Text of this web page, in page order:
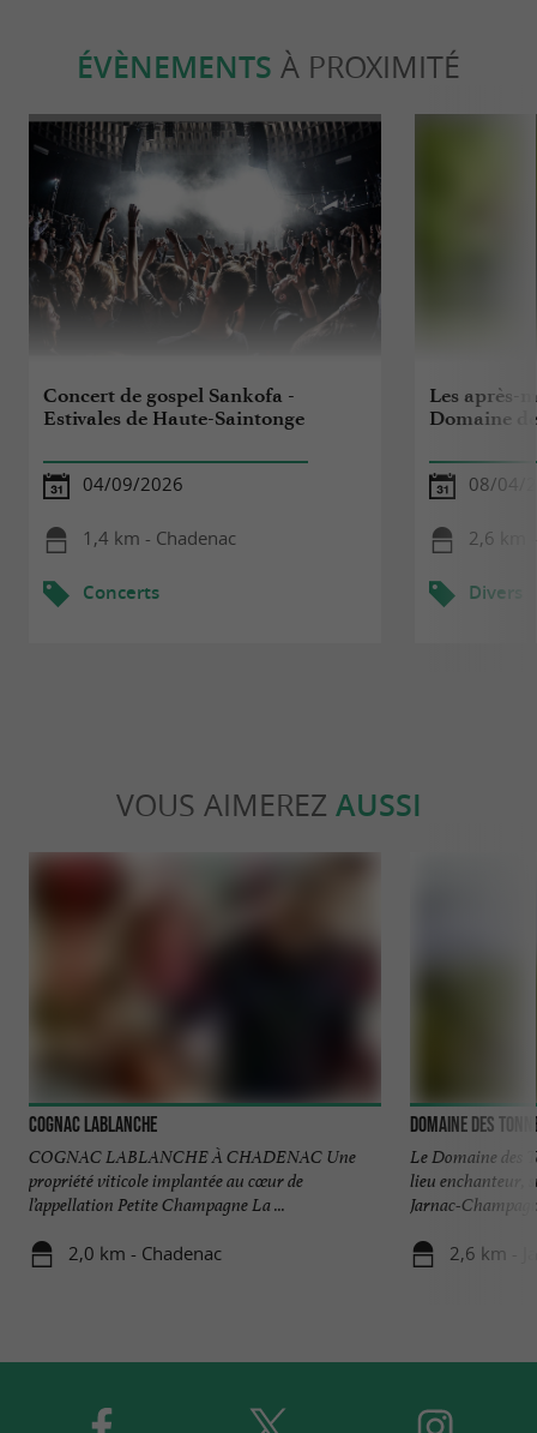
ÉVÈNEMENTS À PROXIMITÉ
Concert de gospel Sankofa -
Estivales de Haute-Saintonge
04/09/2026
1,4 km - Chadenac
Concerts
Les après-
Domaine
08/04/
2,6 km
Divers
VOUS AIMEREZ AUSSI
Cognac Lablanche
COGNAC LABLANCHE À CHADENAC Une
propriété viticole implantée au cœur de
l’appellation Petite Champagne La ...
2,0 km - Chadenac
Domaine des
Le Domaine des
lieu enchanteur,
Jarnac-
2,6 km -